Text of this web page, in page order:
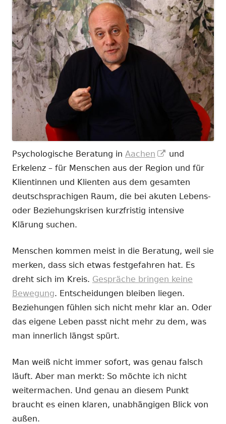
Psychologische Beratung in Aachen
In
neuem
Fenster
öffnen
und
Erkelenz – für Menschen aus der Region und für
Klientinnen und Klienten aus dem gesamten
deutschsprachigen Raum, die bei akuten Lebens-
oder Beziehungskrisen kurzfristig intensive
Klärung suchen.
Menschen kommen meist in die Beratung, weil sie
merken, dass sich etwas festgefahren hat. Es
dreht sich im Kreis. Gespräche bringen keine
Bewegung. Entscheidungen bleiben liegen.
Beziehungen fühlen sich nicht mehr klar an. Oder
das eigene Leben passt nicht mehr zu dem, was
man innerlich längst spürt.
Man weiß nicht immer sofort, was genau falsch
läuft. Aber man merkt: So möchte ich nicht
weitermachen. Und genau an diesem Punkt
braucht es einen klaren, unabhängigen Blick von
außen.